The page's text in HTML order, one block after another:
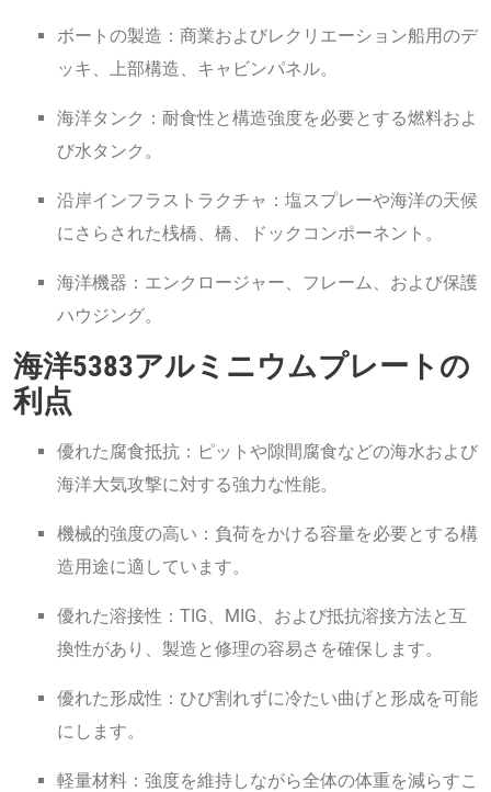
ボートの製造：商業およびレクリエーション船用のデ
ッキ、上部構造、キャビンパネル。
海洋タンク：耐食性と構造強度を必要とする燃料およ
び水タンク。
沿岸インフラストラクチャ：塩スプレーや海洋の天候
にさらされた桟橋、橋、ドックコンポーネント。
海洋機器：エンクロージャー、フレーム、および保護
ハウジング。
海洋5383アルミニウムプレートの
利点
優れた腐食抵抗：ピットや隙間腐食などの海水および
海洋大気攻撃に対する強力な性能。
機械的強度の高い：負荷をかける容量を必要とする構
造用途に適しています。
優れた溶接性：TIG、MIG、および抵抗溶接方法と互
換性があり、製造と修理の容易さを確保します。
優れた形成性：ひび割れずに冷たい曲げと形成を可能
にします。
軽量材料：強度を維持しながら全体の体重を減らすこ